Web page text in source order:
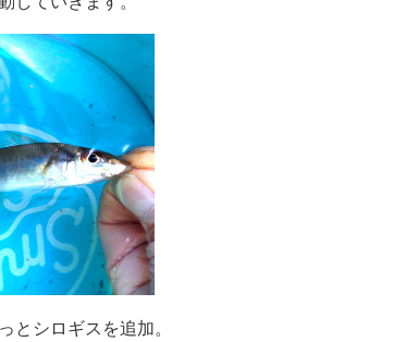
とシロギスを追加。